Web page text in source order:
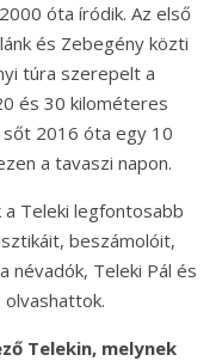
óta íródik. Az első
és Zebegény közti
túra szerepelt a
és 30 kilométeres
sőt 2016 óta egy 10
a tavaszi napon.
a Teleki legfontosabb
beszámolóit,
Teleki Pál és
Telekin, melynek